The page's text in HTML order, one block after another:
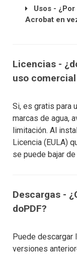
Usos - ¿Por
Acrobat en
Licencias -
uso
Si, es gratis para
marcas de agua,
limitación. Al
Licencia (EULA)
se puede bajar de
Descargas -
doPDF?
Puede descargar
versiones